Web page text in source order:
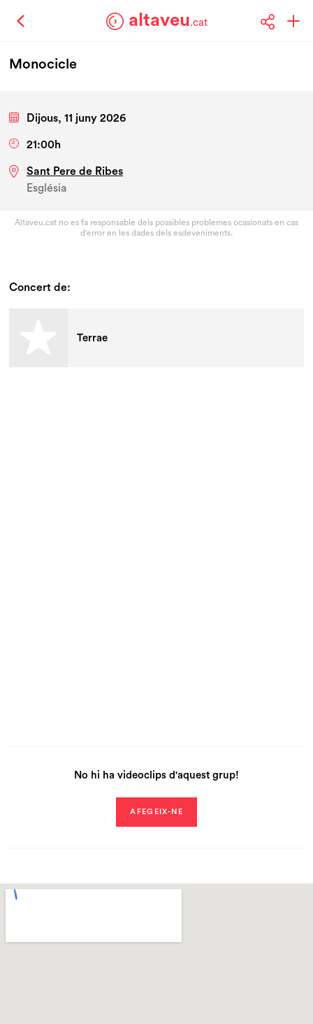
altaveu.cat
Monocicle
Dijous, 11 juny 2026
21:00h
Sant Pere de Ribes
Església
Altaveu.cat no es fa responsable dels possibles problemes ocasionats en cas
d'error en les dades dels esdeveniments.
Concert de:
Terrae
No hi ha videoclips d'aquest grup!
AFEGEIX-NE